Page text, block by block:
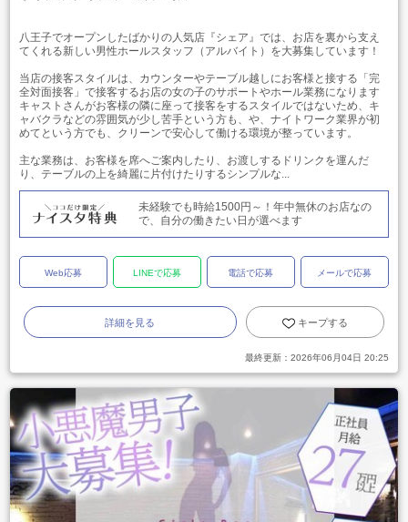
八王子でオープンしたばかりの人気店『シェア』では、お店を裏から支え
てくれる新しい男性ホールスタッフ（アルバイト）を大募集しています！
当店の接客スタイルは、カウンターやテーブル越しにお客様と接する「完
全対面接客」で接客するお店の女の子のサポートやホール業務になります
キャストさんがお客様の隣に座って接客をするスタイルではないため、キ
ャバクラなどの雰囲気が少し苦手という方も、や、ナイトワーク業界が初
めてという方でも、クリーンで安心して働ける環境が整っています。
主な業務は、お客様を席へご案内したり、お渡しするドリンクを運んだ
り、テーブルの上を綺麗に片付けたりするシンプルな...
未経験でも時給1500円～！年中無休のお店なの
で、自分の働きたい日が選べます
Web応募 LINEで応募 電話で応募 メールで応募
詳細を見る キープする
最終更新： 2026年06月04日 20:25